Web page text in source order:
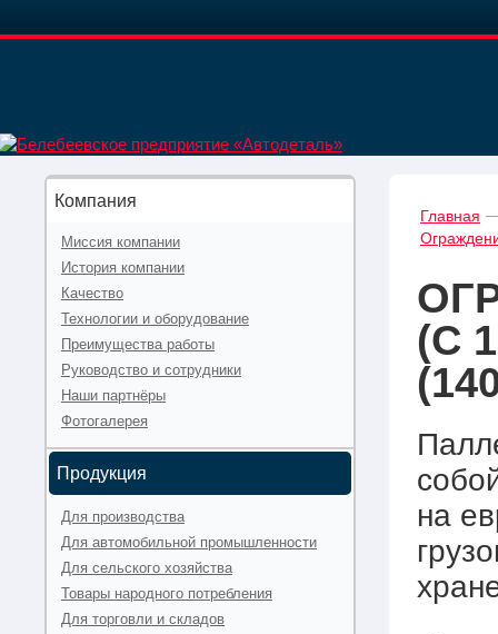
Компания
Миссия компании
История компании
Качество
Технологии и оборудование
Преимущества работы
Руководство и сотрудники
Наши партнёры
Фотогалерея
Продукция
Для производства
Для автомобильной промышленности
Для сельского хозяйства
Товары народного потребления
Для торговли и складов
Главная
(С
на